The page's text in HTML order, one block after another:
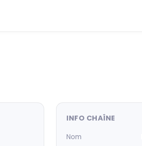
INFO CHAÎNE
Nom